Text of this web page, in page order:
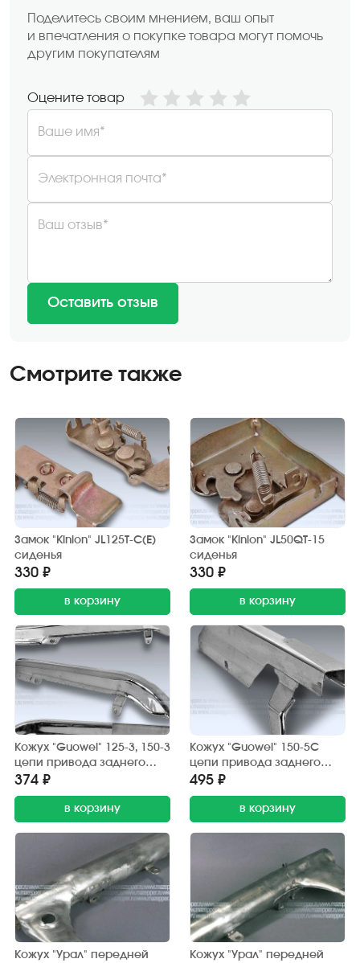
Поделитесь своим мнением, ваш опыт
и впечатления о покупке товара могут помочь
другим покупателям
Оцените товар
Ваше имя*
Электронная почта*
Ваш отзыв*
Оставить отзыв
Смотрите также
Замок "Kinlon" JL125T-C(E)
сиденья
330 ₽
в корзину
Замок "Kinlon" JL50QT-15
сиденья
330 ₽
в корзину
Кожух "Guowei" 125-3, 150-3
цепи привода заднего
колеса (защитный) хром.
374 ₽
в корзину
Кожух "Guowei" 150-5С
цепи привода заднего
колеса (защитный) хром.
495 ₽
в корзину
Кожух "Урал" передней
Кожух "Урал" передней